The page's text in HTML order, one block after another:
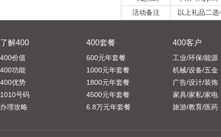
活动备注
以上礼品二选
了解400
400价值
400功能
400优势
1010号码
办理攻略
400套餐
600元年套餐
1000元年套餐
1800元年套餐
4500元年套餐
6.8万元年套餐
400客户
工业/环保/能源
机械/设备/五金
广告/设计/装饰
家具/家私/家电
旅游/教育/医药